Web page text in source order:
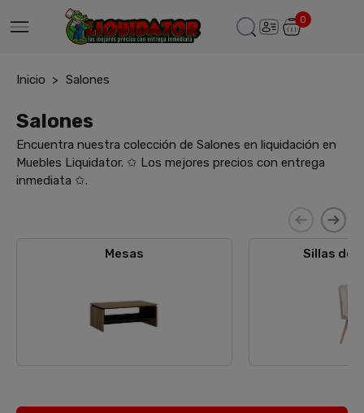
0
Inicio Salones
Salones
Encuentra nuestra colección de Salones en liquidación en
Muebles Liquidator. ✩ Los mejores precios con entrega
inmediata ✩.
Mesas Sillas de